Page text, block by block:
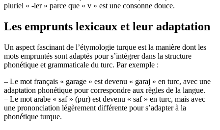
pluriel « -ler » parce que « v » est une consonne douce.
Les emprunts lexicaux et leur adaptation
Un aspect fascinant de l’étymologie turque est la manière dont les
mots empruntés sont adaptés pour s’intégrer dans la structure
phonétique et grammaticale du turc. Par exemple :
– Le mot français « garage » est devenu « garaj » en turc, avec une
adaptation phonétique pour correspondre aux règles de la langue.
– Le mot arabe « saf » (pur) est devenu « saf » en turc, mais avec
une prononciation légèrement différente pour s’adapter à la
phonétique turque.